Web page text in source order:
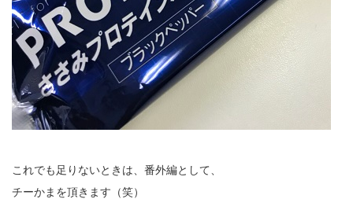
これでも足りないときは、番外編として、
チーかまを頂きます（笑）